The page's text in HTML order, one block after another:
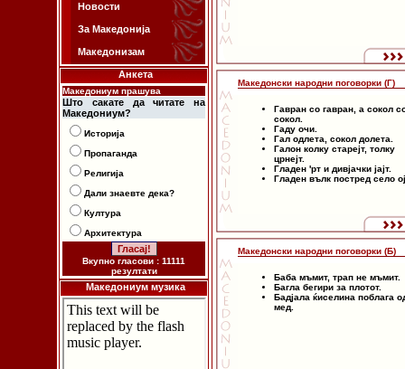
Новости
За Македонија
Македонизам
Анкета
Македониум прашува
Што сакате да читате на
Македониум?
Историја
Пропаганда
Религија
Дали знаевте дека?
Култура
Архитектура
Вкупно гласови : 11111
резултати
Македониум музика
Македонски народни поговорки (Г)
Гавран со гавран, а сокол
сокол.
Гаду очи.
Гал одлета, сокол долета.
Галон колку старејт, толку
црнејт.
Гладен 'рт и дивјачки јајт.
Гладен вълк постред село
Македонски народни поговорки (Б)
Баба мъмит, трап не мъмит.
Багла бегири за плотот.
Бадјала ќиселина поблага
мед.